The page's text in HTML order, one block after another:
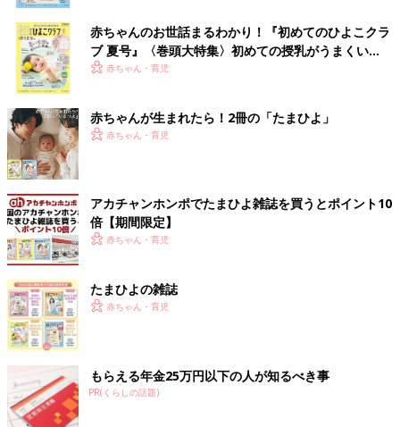
赤ちゃんのお世話まるわかり！『初めてのひよこクラ
ブ 夏号』〈巻頭大特集〉初めての授乳がうまくい
く！ おっぱい・ミルクの基本と夏のトラブル 解決テ
赤ちゃん・育児
赤ちゃんが生まれたら！2冊の「たまひよ」
赤ちゃん・育児
アカチャンホンポでたまひよ雑誌を買うとポイント10
倍【期間限定】
赤ちゃん・育児
たまひよの雑誌
赤ちゃん・育児
もらえる年金25万円以下の人が知るべき事
PR(くらしの話題)